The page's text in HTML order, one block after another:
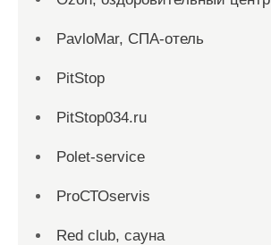
PavloMar, СПА-отель
PitStop
PitStop034.ru
Polet-service
ProСТОservis
Red сlub, сауна